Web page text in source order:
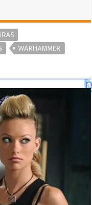
WARHAMMER